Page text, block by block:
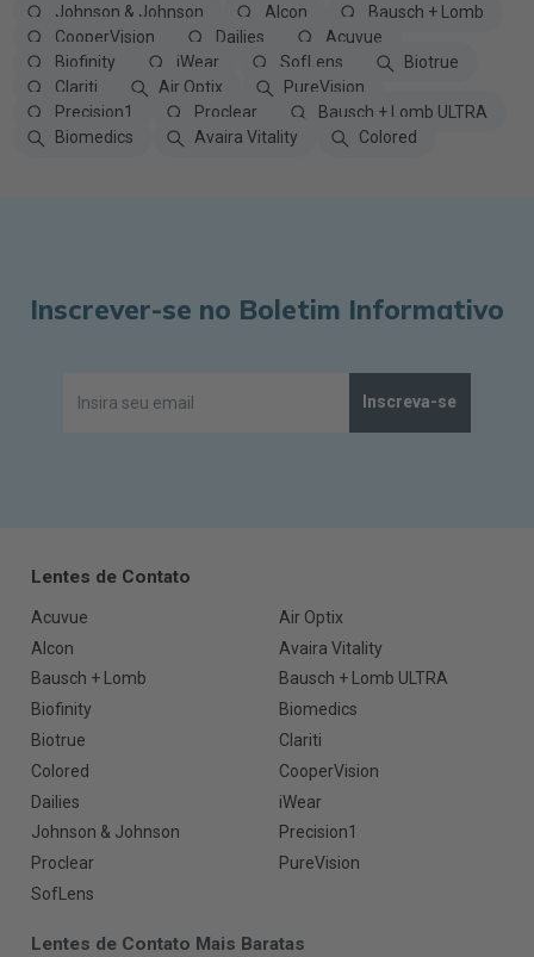
Johnson & Johnson Alcon
Bausch + Lomb
CooperVision
Dailies
Acuvue
Biofinity
iWear SofLens
Biotrue
Clariti
Air Optix
PureVision
Precision1
Proclear
Bausch + Lomb ULTRA
Biomedics
Avaira Vitality Colored
Inscrever-se no Boletim Informativo
Inscreva-se
Lentes de Contato
Acuvue
Air Optix
Alcon
Avaira Vitality
Bausch + Lomb
Bausch + Lomb ULTRA
Biofinity
Biomedics
Biotrue
Clariti
Colored
CooperVision
Dailies
iWear
Johnson & Johnson
Precision1
Proclear
PureVision
SofLens
Lentes de Contato Mais Baratas